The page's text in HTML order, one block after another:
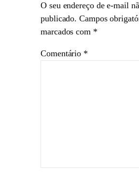
O seu endereço de e-mail
publicado. Campos
marcados com *
Comentário *